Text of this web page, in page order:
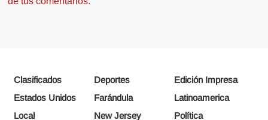
Clasificados Deportes
Edición Impresa
Estados Unidos
Farándula
Latinoamerica
Local
New Jersey Política